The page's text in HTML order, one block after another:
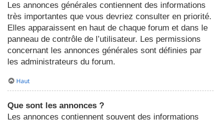
Les annonces générales contiennent des informations
très importantes que vous devriez consulter en priorité.
Elles apparaissent en haut de chaque forum et dans le
panneau de contrôle de l’utilisateur. Les permissions
concernant les annonces générales sont définies par
les administrateurs du forum.
Haut
Que sont les annonces ?
Les annonces contiennent souvent des informations